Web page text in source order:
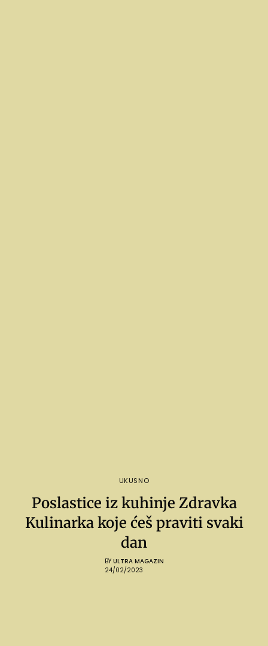
UKUSNO
Poslastice iz kuhinje Zdravka
Kulinarka koje ćeš praviti svaki
dan
BY ULTRA MAGAZIN
24/02/2023